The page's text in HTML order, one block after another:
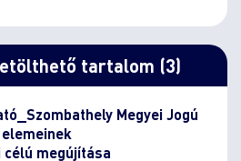
tartalom (3)
Megyei Jogú
megújítása